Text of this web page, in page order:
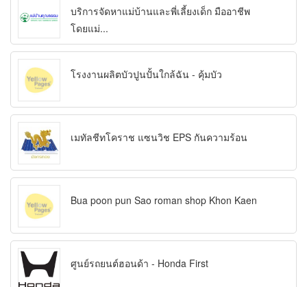
บริการจัดหาแม่บ้านและพี่เลี้ยงเด็ก มืออาชีพ
โดยแม่...
โรงงานผลิตบัวปูนปั้นใกล้ฉัน - คุ้มบัว
เมทัลชีทโคราช แซนวิช EPS กันความร้อน
Bua poon pun Sao roman shop Khon Kaen
ศูนย์รถยนต์ฮอนด้า - Honda First